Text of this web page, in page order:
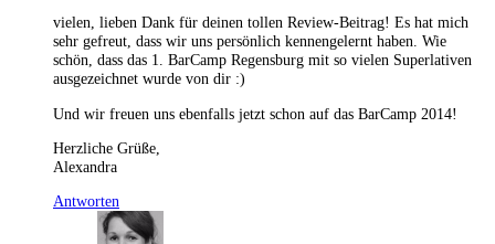
vielen, lieben Dank für deinen tollen Review-Beitrag! Es hat mich
sehr gefreut, dass wir uns persönlich kennengelernt haben. Wie
schön, dass das 1. BarCamp Regensburg mit so vielen Superlativen
ausgezeichnet wurde von dir :)
Und wir freuen uns ebenfalls jetzt schon auf das BarCamp 2014!
Herzliche Grüße,
Alexandra
Antworten